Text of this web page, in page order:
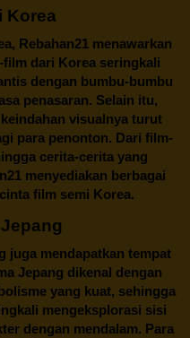
Korea
Rebahan21menawarkan
dari Korea seringkali
dengan bumbu-bumbu
penasaran. Selain itu,
visualnya turut
para penonton. Dari film-
cerita-cerita yang
menyediakan berbagai
film semi Korea.
juga mendapatkan tempat
Jepang dikenal dengan
yang kuat, sehingga
mengeksplorasi sisi
dengan mendalam. Para